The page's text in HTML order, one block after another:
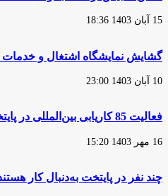
15 آبان 1403 18:36
گشایش نمایشگاه اشتغال و خدمات
10 آبان 1403 23:00
فعالیت 85 کاریابی بین‌المللی در پایتخت
16 مهر 1403 15:20
چند نفر در پایتخت به‌دنبال کار